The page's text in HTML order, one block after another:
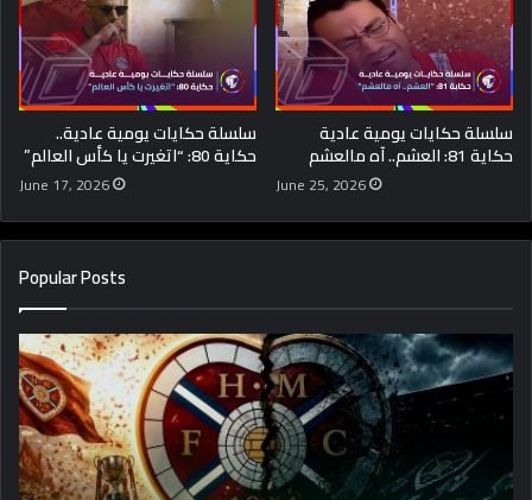
سلسلة حكايات يومية عادية
حكاية 81: العشم.. آه مالعشم
June 25, 2026
سلسلة حكايات يومية عادية..
حكاية 80: “اتغيرت يا كأس العالم”
June 17, 2026
Popular Posts